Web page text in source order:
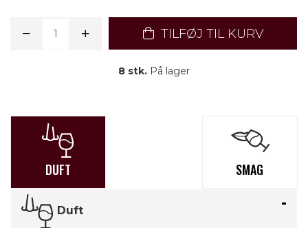
TILFØJ TIL KURV
8 stk. På lager
DUFT SMAG
Duft